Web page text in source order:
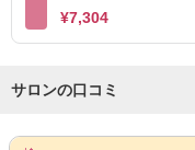
¥7,304
サロンの口コミ
サロンPick